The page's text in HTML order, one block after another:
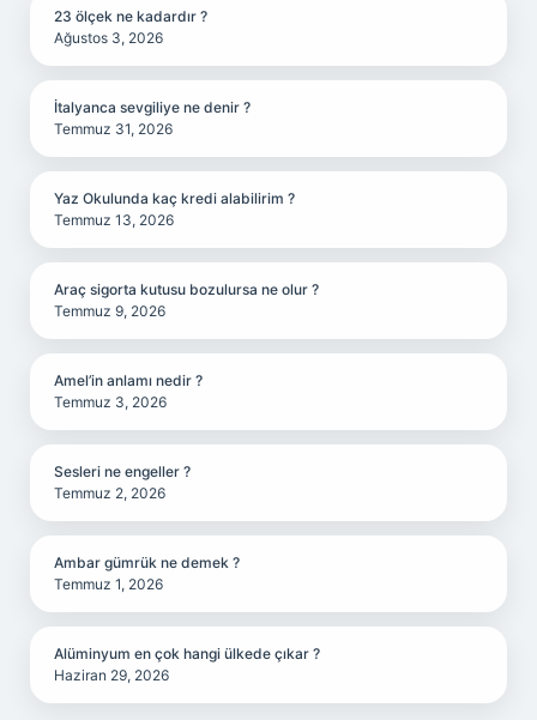
23 ölçek ne kadardır ?
Ağustos 3, 2026
İtalyanca sevgiliye ne denir ?
Temmuz 31, 2026
Yaz Okulunda kaç kredi alabilirim ?
Temmuz 13, 2026
Araç sigorta kutusu bozulursa ne olur ?
Temmuz 9, 2026
Amel’in anlamı nedir ?
Temmuz 3, 2026
Sesleri ne engeller ?
Temmuz 2, 2026
Ambar gümrük ne demek ?
Temmuz 1, 2026
Alüminyum en çok hangi ülkede çıkar ?
Haziran 29, 2026